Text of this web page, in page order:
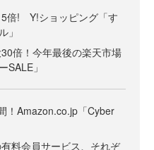
5倍! Y!ショッピング「す
」
倍！今年最後の楽天市場
SALE」
！Amazon.co.jp「Cyber
料会員サービス、それぞ